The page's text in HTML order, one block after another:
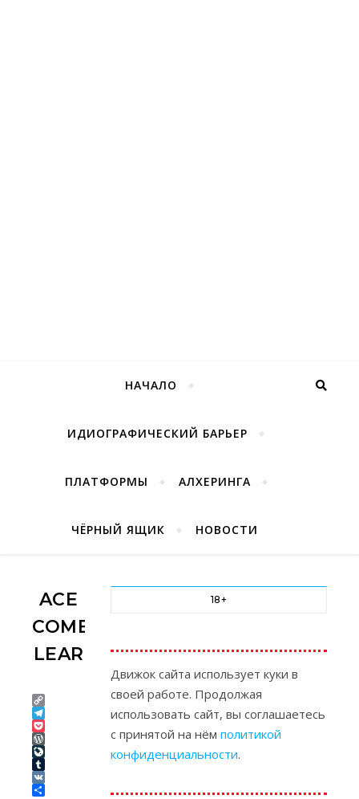
НАЧАЛО
ИДИОГРАФИЧЕСКИЙ БАРЬЕР
ПЛАТФОРМЫ АЛХЕРИНГА
ЧЁРНЫЙ ЯЩИК НОВОСТИ
ACE
COMBAT
LEAR
Copy
Link
Telegram
Pocket
WordPress
LiveJournal
Tumblr
VK
18+
Движок сайта использует куки в
своей работе. Продолжая
использовать сайт, вы соглашаетесь
с принятой на нём политикой
конфиденциальности.